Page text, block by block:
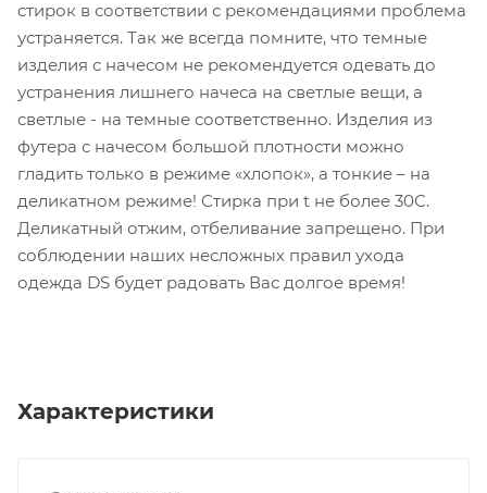
стирок в соответствии с рекомендациями проблема
устраняется. Так же всегда помните, что темные
изделия с начесом не рекомендуется одевать до
устранения лишнего начеса на светлые вещи, а
светлые - на темные соответственно. Изделия из
футера с начесом большой плотности можно
гладить только в режиме «хлопок», а тонкие – на
деликатном режиме! Стирка при t не более 30С.
Деликатный отжим, отбеливание запрещено. При
соблюдении наших несложных правил ухода
одежда DS будет радовать Вас долгое время!
Характеристики